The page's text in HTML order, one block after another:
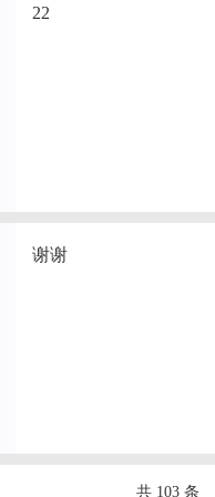
22
谢谢
共 103 条